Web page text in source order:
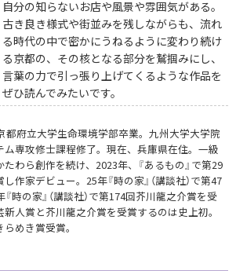
自分の知らないお店や風景や雰囲気がある。
古き良き様式や街並みを残しながらも、流れ
る時代の中で密かにうねるように変わり続け
る京都の、その核となる部分を鷲掴みにし、
言葉の力で引っ張り上げてくるような作品を
ぜひ読んでみたいです。
都府立大学生命環境学部卒業。九州大学大学院
ム専攻修士課程修了。現在、兵庫県在住。一級
わら創作を続け、2023年、『あるもの』で第29
作家デビュー。25年『時の家』（講談社）で第47
時の家』（講談社）で第174回芥川龍之介賞を受
人賞と芥川龍之介賞を受賞するのは史上初。
めき賞受賞。